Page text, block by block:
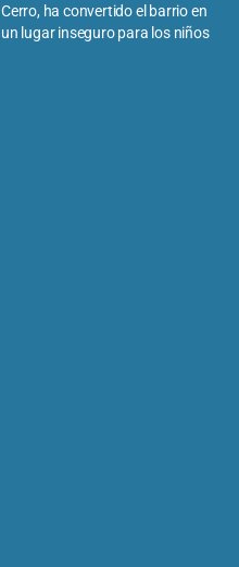
Cerro, ha convertido el barrio en
un lugar inseguro para los niños